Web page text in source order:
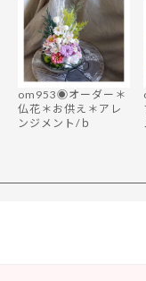
om953◉オーダー＊
仏花＊お供え＊アレ
ンジメント/ｂ